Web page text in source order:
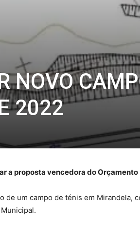
NOVO
2022
a proposta vencedora do
de um campo de ténis em Mirandela,